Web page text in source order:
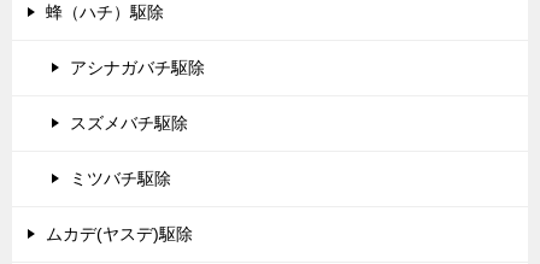
蜂（ハチ）駆除
アシナガバチ駆除
スズメバチ駆除
ミツバチ駆除
ムカデ(ヤスデ)駆除